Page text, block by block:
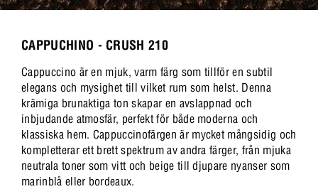
CAPPUCHINO - CRUSH 210
Cappuccino är en mjuk, varm färg som tillför en subtil
elegans och mysighet till vilket rum som helst. Denna
krämiga brunaktiga ton skapar en avslappnad och
inbjudande atmosfär, perfekt för både moderna och
klassiska hem. Cappuccinofärgen är mycket mångsidig och
kompletterar ett brett spektrum av andra färger, från mjuka
neutrala toner som vitt och beige till djupare nyanser som
marinblå eller bordeaux.